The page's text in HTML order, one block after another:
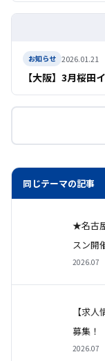
お知らせ 2026.01.21
【大阪】3月桜田
同じテーマの記事
★名古
スン開
2026.07
【求
募集！
2026.07